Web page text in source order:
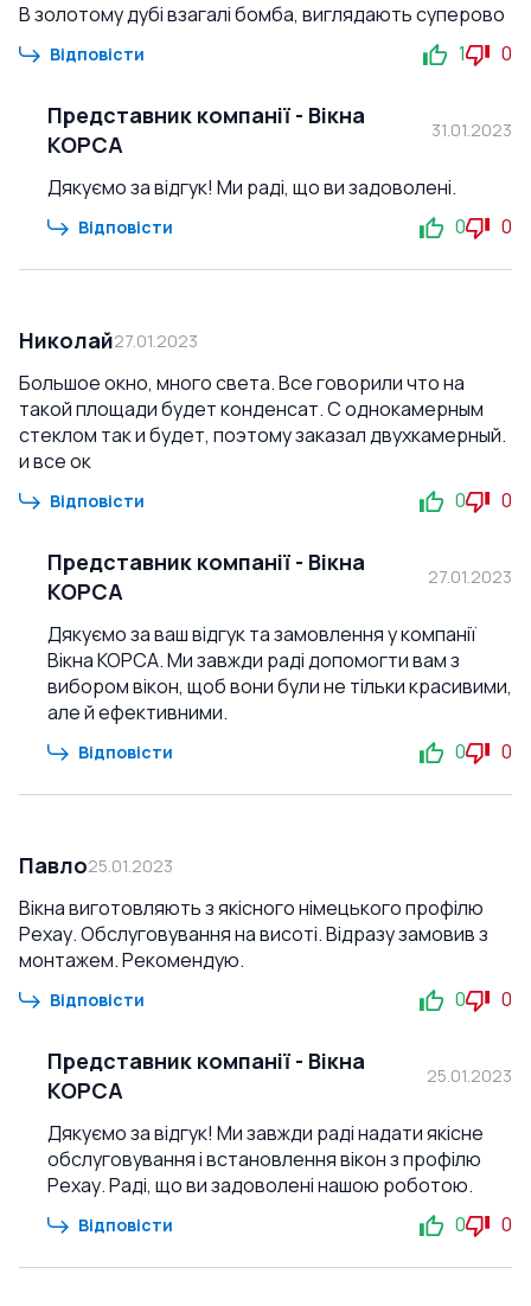
В золотому дубі взагалі бомба, виглядають суперово
Відповісти 1 0
Представник компанії - Вікна
КОРСА
31.01.2023
Дякуємо за відгук! Ми раді, що ви задоволені.
Відповісти 0 0
Николай27.01.2023
Большое окно, много света. Все говорили что на
такой площади будет конденсат. С однокамерным
стеклом так и будет, поэтому заказал двухкамерный.
и все ок
Відповісти 0 0
Представник компанії - Вікна
КОРСА
27.01.2023
Дякуємо за ваш відгук та замовлення у компанії
Вікна КОРСА. Ми завжди раді допомогти вам з
вибором вікон, щоб вони були не тільки красивими,
але й ефективними.
Відповісти 0 0
Павло25.01.2023
Вікна виготовляють з якісного німецького профілю
Рехау. Обслуговування на висоті. Відразу замовив з
монтажем. Рекомендую.
Відповісти 0 0
Представник компанії - Вікна
КОРСА
25.01.2023
Дякуємо за відгук! Ми завжди раді надати якісне
обслуговування і встановлення вікон з профілю
Рехау. Раді, що ви задоволені нашою роботою.
Відповісти 0 0